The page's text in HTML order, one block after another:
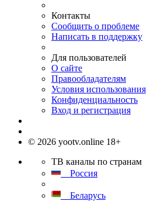
Контакты
Сообщить о проблеме
Написать в поддержку
Для пользователей
О сайте
Правообладателям
Условия использования
Конфиденциальность
Вход и регистрация
© 2026 yootv.online 18+
ТВ каналы по странам
Россия
Беларусь